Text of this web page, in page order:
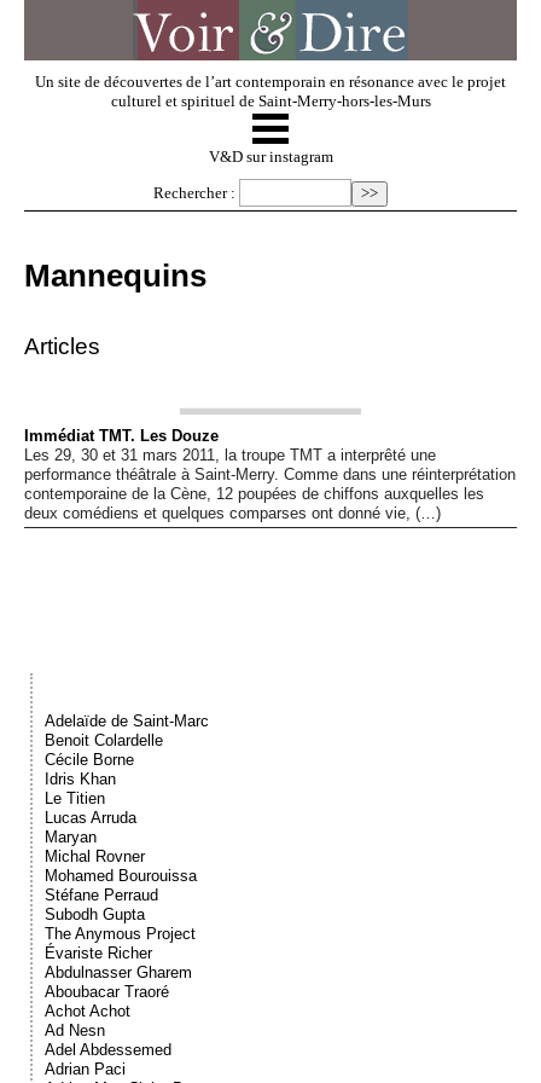
Un site de découvertes de l’art contemporain en résonance avec le projet
culturel et spirituel de Saint-Merry-hors-les-Murs
V & D
Dossiers
☰
V&D sur instagram
Rechercher :
Mannequins
Articles
Immédiat TMT. Les Douze
Les 29, 30 et 31 mars 2011, la troupe TMT a interprêté une
performance théâtrale à Saint-Merry. Comme dans une réinterprétation
contemporaine de la Cène, 12 poupées de chiffons auxquelles les
deux comédiens et quelques comparses ont donné vie, (…)
Adelaïde de Saint-Marc
Benoit Colardelle
Cécile Borne
Idris Khan
Le Titien
Lucas Arruda
Maryan
Michal Rovner
Mohamed Bourouissa
Stéfane Perraud
Subodh Gupta
The Anymous Project
Évariste Richer
Abdulnasser Gharem
Aboubacar Traoré
Achot Achot
Ad Nesn
Adel Abdessemed
Adrian Paci